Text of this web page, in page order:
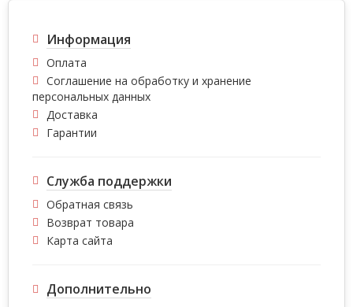
Информация
Оплата
Соглашение на обработку и хранение
персональных данных
Доставка
Гарантии
Служба поддержки
Обратная связь
Возврат товара
Карта сайта
Дополнительно